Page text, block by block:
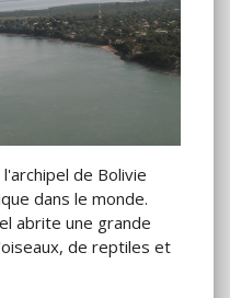
de Bolivie
dans le monde.
abrite une grande
de reptiles et